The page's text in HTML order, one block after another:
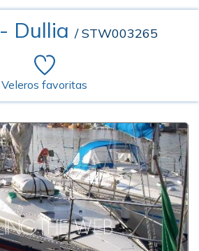
- Dullia / STW003265
Veleros favoritas